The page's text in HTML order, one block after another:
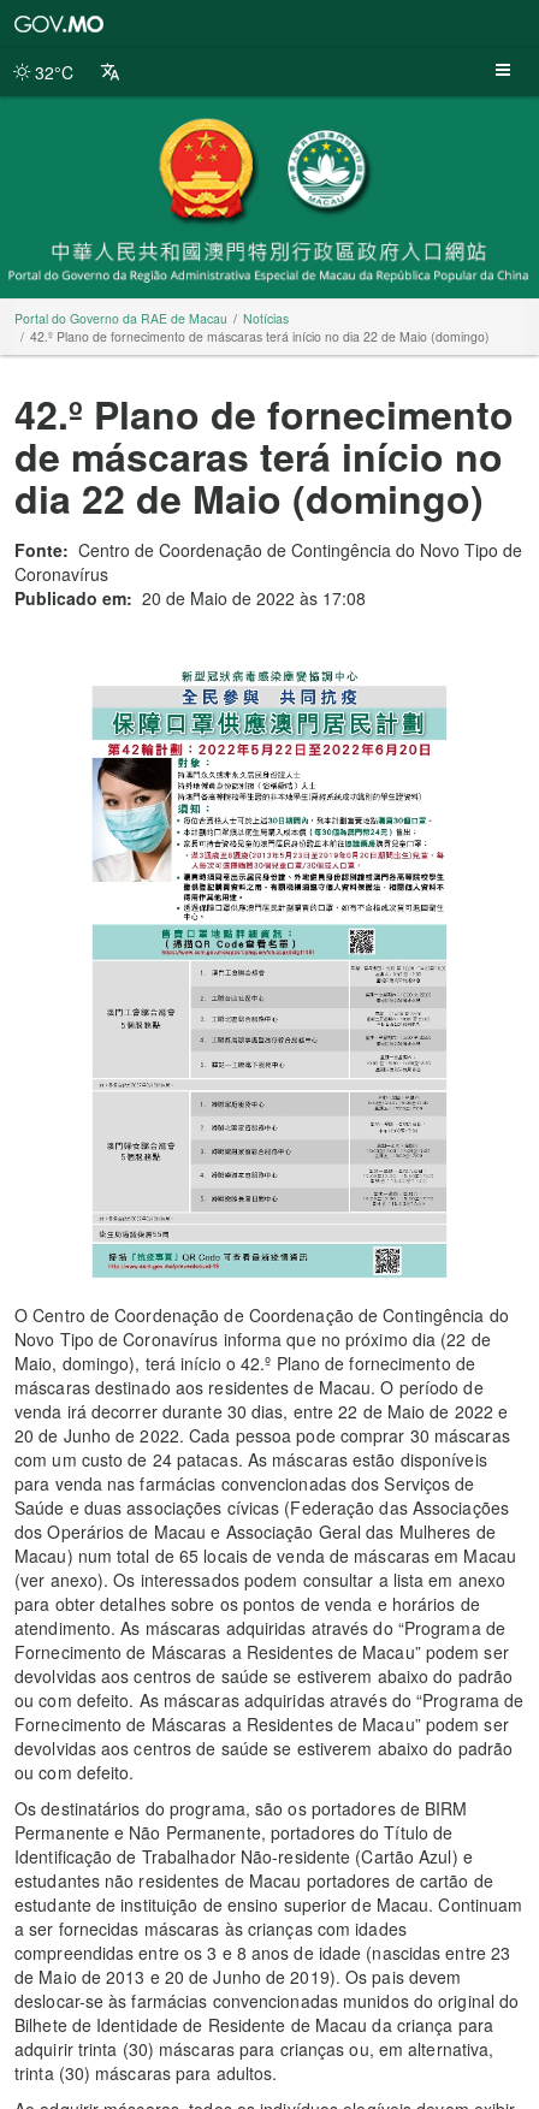
da
32°C
Portal do Governo da RAE de Macau
Notícias
42.º Plano de fornecimento de máscaras terá início no dia 22 de Maio (domingo)
42.º Plano de fornecimento
de máscaras terá início no
dia 22 de Maio (domingo)
Fonte: Centro de Coordenação de Contingência do Novo Tipo de
Coronavírus
Publicado em: 20 de Maio de 2022 às 17:08
O Centro de Coordenação de Coordenação de Contingência do
Novo Tipo de Coronavírus informa que no próximo dia (22 de
Maio, domingo), terá início o 42.º Plano de fornecimento de
máscaras destinado aos residentes de Macau. O período de
venda irá decorrer durante 30 dias, entre 22 de Maio de 2022 e
20 de Junho de 2022. Cada pessoa pode comprar 30 máscaras
com um custo de 24 patacas. As máscaras estão disponíveis
para venda nas farmácias convencionadas dos Serviços de
Saúde e duas associações cívicas (Federação das Associações
dos Operários de Macau e Associação Geral das Mulheres de
Macau) num total de 65 locais de venda de máscaras em Macau
(ver anexo). Os interessados podem consultar a lista em anexo
para obter detalhes sobre os pontos de venda e horários de
atendimento. As máscaras adquiridas através do “Programa de
Fornecimento de Máscaras a Residentes de Macau” podem ser
devolvidas aos centros de saúde se estiverem abaixo do padrão
ou com defeito. As máscaras adquiridas através do “Programa de
Fornecimento de Máscaras a Residentes de Macau” podem ser
devolvidas aos centros de saúde se estiverem abaixo do padrão
ou com defeito.
Os destinatários do programa, são os portadores de BIRM
Permanente e Não Permanente, portadores do Título de
Identificação de Trabalhador Não-residente (Cartão Azul) e
estudantes não residentes de Macau portadores de cartão de
estudante de instituição de ensino superior de Macau. Continuam
a ser fornecidas máscaras às crianças com idades
compreendidas entre os 3 e 8 anos de idade (nascidas entre 23
de Maio de 2013 e 20 de Junho de 2019). Os pais devem
deslocar-se às farmácias convencionadas munidos do original do
Bilhete de Identidade de Residente de Macau da criança para
adquirir trinta (30) máscaras para crianças ou, em alternativa,
trinta (30) máscaras para adultos.